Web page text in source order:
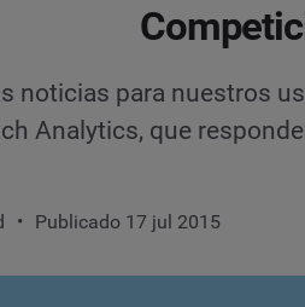
noticias para nuestros
Analytics, que
Publicado 17 jul 2015